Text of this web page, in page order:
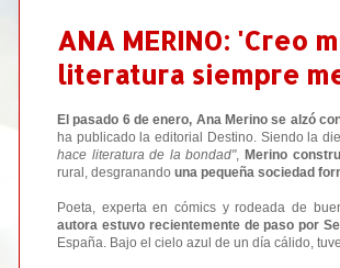
ANA MERINO: 'Creo
literatura siempre
El pasado 6 de enero, Ana Merino se alzó
ha publicado la editorial Destino. Siendo la
hace literatura de la bondad", Merino
rural, desgranando una pequeña sociedad
Poeta, experta en cómics y rodeada de
autora estuvo recientemente de paso por
España. Bajo el cielo azul de un día cálido,